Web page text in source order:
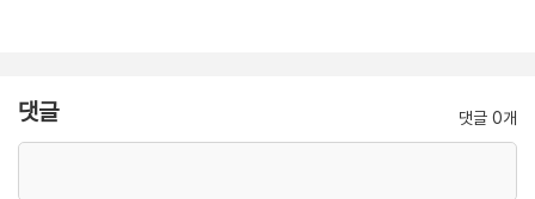
댓글 댓글 0개